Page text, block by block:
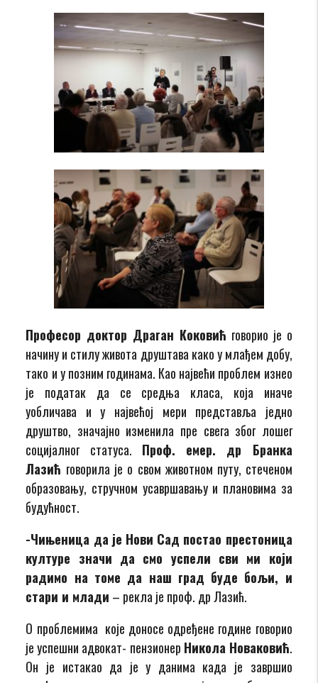
Професор доктор Драган Коковић говорио је о
начину и стилу живота друштава како у млађем добу,
тако и у позним годинама. Као највећи проблем изнео
је податак да се средња класа, која иначе
уобличава и у највећој мери представља једно
друштво, значајно изменила пре свега због лошег
социјалног статуса. Проф. емер. др Бранка
Лазић говорила је о свом животном путу, стеченом
образовању, стручном усавршавању и плановима за
будућност.
-Чињеница да је Нови Сад постао престоница
културе значи да смо успели сви ми који
радимо на томе да наш град буде бољи, и
стари и млади – рекла је проф. др Лазић.
О проблемима које доносе одређене године говорио
је успешни адвокат- пензионер Никола Новаковић.
Он је истакао да је у данима када је завршио